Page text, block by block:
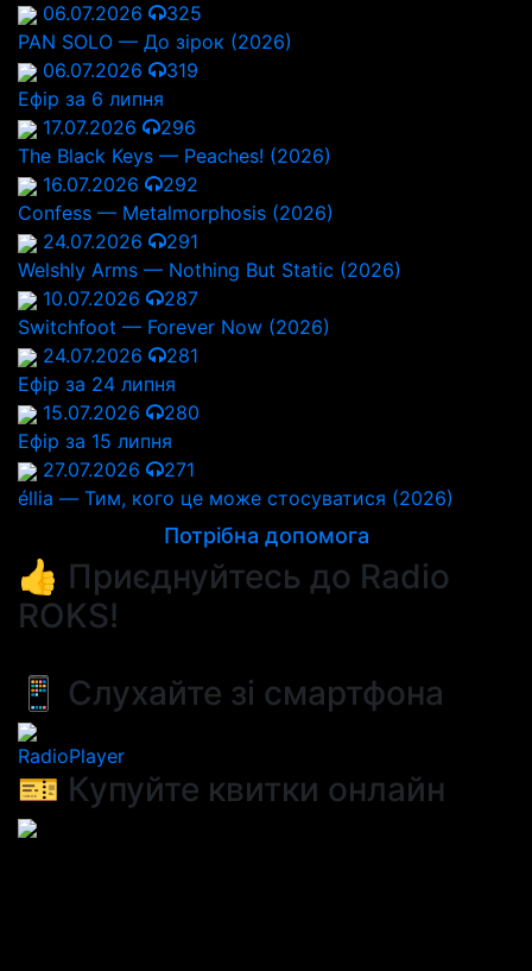
06.07.2026
325
PAN SOLO — До зірок (2026)
06.07.2026
319
Ефір за 6 липня
17.07.2026
296
The Black Keys — Peaches! (2026)
16.07.2026
292
Confess — Metalmorphosis (2026)
24.07.2026
291
Welshly Arms — Nothing But Static (2026)
10.07.2026
287
Switchfoot — Forever Now (2026)
24.07.2026
281
Ефір за 24 липня
15.07.2026
280
Ефір за 15 липня
27.07.2026
271
éllia — Тим, кого це може стосуватися (2026)
Потрібна допомога
👍 Приєднуйтесь до Radio
ROKS!
📱 Слухайте зі смартфона
RadioPlayer
🎫 Купуйте квитки онлайн